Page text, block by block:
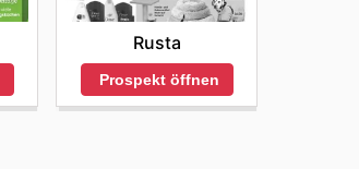
Rusta
Prospekt öffnen